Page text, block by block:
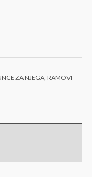
ZA NJEGA RAMOVI